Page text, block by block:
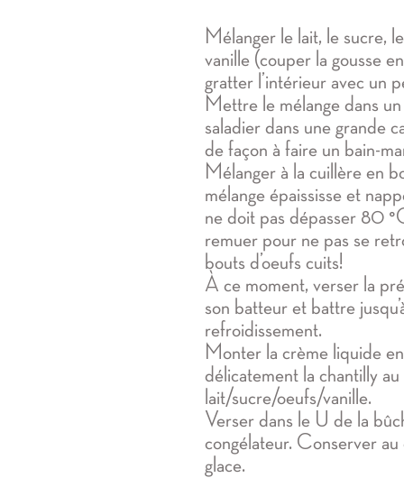
Mélanger le lait, le sucre,
vanille (couper la gousse
gratter l’intérieur avec un
Mettre le mélange dans
saladier dans une grande
de façon à faire un bain-
Mélanger à la cuillère en
mélange épaississe et
ne doit pas dépasser 80
remuer pour ne pas se
bouts d’oeufs cuits!
À ce moment, verser la
son batteur et battre
refroidissement.
Monter la crème liquide
délicatement la chantilly au
lait/sucre/oeufs/vanille.
Verser dans le U de la
congélateur. Conserver
glace.